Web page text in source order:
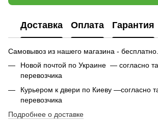
Доставка Оплата Гарантия
Самовывоз из нашего магазина - бесплатно.
Новой почтой по Украине — согласно
перевозчика
Курьером к двери по Киеву —согласно
перевозчика
Подробнее о доставке